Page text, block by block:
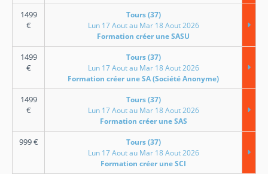
1499
€
Tours (37)
Lun 17 Aout au Mar 18 Aout 2026
Formation créer une SASU
1499
€
Tours (37)
Lun 17 Aout au Mar 18 Aout 2026
Formation créer une SA (Société Anonyme)
1499
€
Tours (37)
Lun 17 Aout au Mar 18 Aout 2026
Formation créer une SAS
999€
Tours (37)
Lun 17 Aout au Mar 18 Aout 2026
Formation créer une SCI